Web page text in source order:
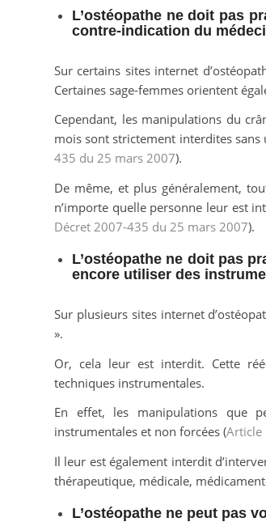
L’ostéopathe ne doit pas
contre-indication du
Sur certains sites internet
Certaines sage-femmes orientent
Cependant, les manipulations du
mois sont strictement interdites sans
435 du 25 mars 2007).
De même, et plus généralement,
n’importe quelle personne leur est
Décret 2007-435 du 25 mars 2007).
L’ostéopathe ne doit pas
encore utiliser des
Sur plusieurs sites internet
».
Or, cela leur est interdit. Cette
techniques instrumentales.
En effet, les manipulations que
instrumentales et non forcées (Article
Il leur est également interdit
thérapeutique, médicale,
L’ostéopathe ne peut pas